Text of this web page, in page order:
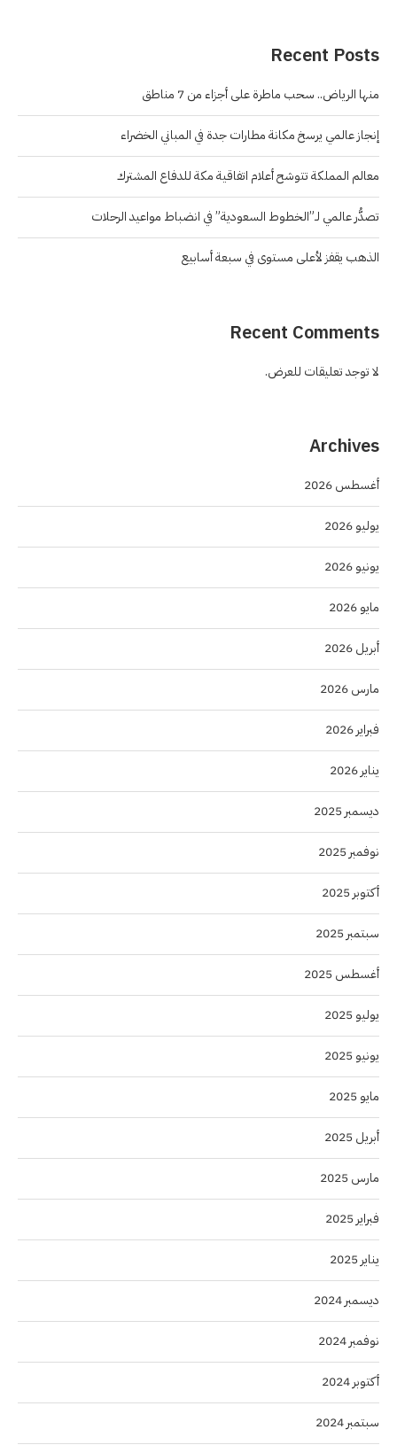
Recent Posts
منها الرياض.. سحب ماطرة على أجزاء من 7 مناطق
إنجاز عالمي يرسخ مكانة مطارات جدة في المباني الخضراء
معالم المملكة تتوشح أعلام اتفاقية مكة للدفاع المشترك
تصدُّر عالمي لـ”الخطوط السعودية” في انضباط مواعيد الرحلات
الذهب يقفز لأعلى مستوى في سبعة أسابيع
Recent Comments
لا توجد تعليقات للعرض.
Archives
أغسطس 2026
يوليو 2026
يونيو 2026
مايو 2026
أبريل 2026
مارس 2026
فبراير 2026
يناير 2026
ديسمبر 2025
نوفمبر 2025
أكتوبر 2025
سبتمبر 2025
أغسطس 2025
يوليو 2025
يونيو 2025
مايو 2025
أبريل 2025
مارس 2025
فبراير 2025
يناير 2025
ديسمبر 2024
نوفمبر 2024
أكتوبر 2024
سبتمبر 2024